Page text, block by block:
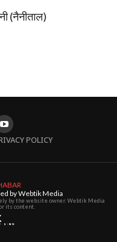
(नैनीताल)
POLICY
by Webtik Media
by the website owner. Webtik Media
its content.